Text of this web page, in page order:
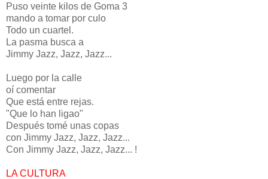
Puso veinte kilos de Goma 3
mando a tomar por culo
Todo un cuartel.
La pasma busca a
Jimmy Jazz, Jazz, Jazz...
Luego por la calle
oí comentar
Que está entre rejas.
"Que lo han ligao"
Después tomé unas copas
con Jimmy Jazz, Jazz, Jazz...
Con Jimmy Jazz, Jazz, Jazz... !
LA CULTURA